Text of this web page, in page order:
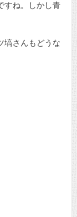
すね。しかし青
塙さんもどうな